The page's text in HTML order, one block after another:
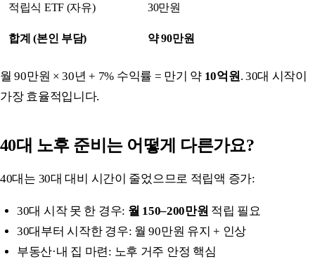
적립식 ETF (자유) 30만원
합계 (본인 부담) 약 90만원
월 90만원 × 30년 + 7% 수익률 = 만기 약 10억원 . 30대 시작이
가장 효율적입니다.
40대 노후 준비는 어떻게 다른가요?
40대는 30대 대비 시간이 줄었으므로 적립액 증가:
30대 시작 못 한 경우: 월 150–200만원 적립 필요
30대부터 시작한 경우: 월 90만원 유지 + 인상
부동산·내 집 마련: 노후 거주 안정 핵심